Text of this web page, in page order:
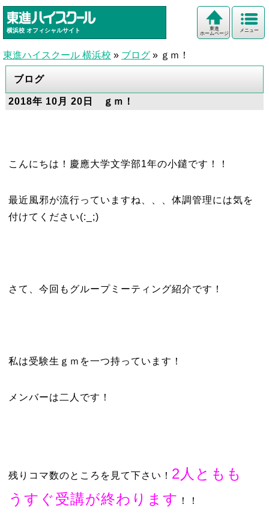
横浜校 オフィシャルサイト メニュー
東進
ホームページ
東進ハイスクール 横浜校 » ブログ » ｇｍ！
ブログ
2018年 10月 20日 ｇｍ！
こんにちは！慶應大学文学部1年の小鑓です！！
最近風邪が流行っていますね、、、体調管理には気を
付けてください(:_;)
さて、今回もグループミーティング紹介です！
私は受験生ｇｍを一つ持っています！
メンバーは二人です！
残りコマ数のところを見て下さい！ 2人ともも
うすぐ受講が終わります ！！